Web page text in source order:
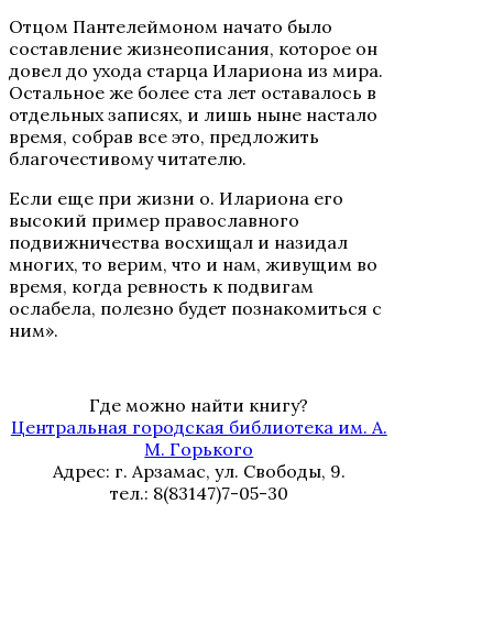
Отцом Пантелеймоном начато было
составление жизнеописания, которое он
довел до ухода старца Илариона из мира.
Остальное же более ста лет оставалось в
отдельных записях, и лишь ныне настало
время, собрав все это, предложить
благочестивому читателю.
Если еще при жизни о. Илариона его
высокий пример православного
подвижничества восхищал и назидал
многих, то верим, что и нам, живущим во
время, когда ревность к подвигам
ослабела, полезно будет познакомиться с
ним».
Где можно найти книгу?
Центральная городская библиотека им. А.
М. Горького
Адрес: г. Арзамас, ул. Свободы, 9.
тел.: 8(83147)7-05-30